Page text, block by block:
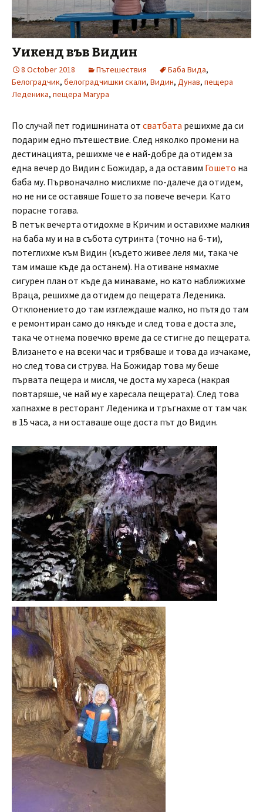
Уикенд във Видин
8 October 2018 Пътешествия Баба Вида,
Белоградчик, белоградчишки скали, Видин, Дунав, пещера
Леденика, пещера Магура
По случай пет годишнината от сватбата решихме да си
подарим едно пътешествие. След няколко промени на
дестинацията, решихме че е най-добре да отидем за
една вечер до Видин с Божидар, а да оставим Гошето на
баба му. Първоначално мислихме по-далече да отидем,
но не ни се оставяше Гошето за повече вечери. Като
порасне тогава.
В петък вечерта отидохме в Кричим и оставихме малкия
на баба му и на в събота сутринта (точно на 6-ти),
потеглихме към Видин (където живее леля ми, така че
там имаше къде да останем). На отиване нямахме
сигурен план от къде да минаваме, но като наближихме
Враца, решихме да отидем до пещерата Леденика.
Отклонението до там изглеждаше малко, но пътя до там
е ремонтиран само до някъде и след това е доста зле,
така че отнема повечко време да се стигне до пещерата.
Влизането е на всеки час и трябваше и това да изчакаме,
но след това си струва. На Божидар това му беше
първата пещера и мисля, че доста му хареса (накрая
повтаряше, че най му е харесала пещерата). След това
хапнахме в ресторант Леденика и тръгнахме от там чак
в 15 часа, а ни оставаше още доста път до Видин.